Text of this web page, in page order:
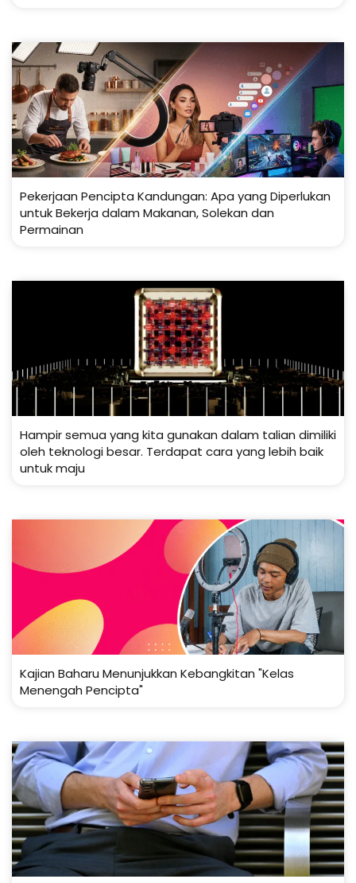
Pekerjaan Pencipta Kandungan: Apa yang Diperlukan
untuk Bekerja dalam Makanan, Solekan dan
Permainan
Hampir semua yang kita gunakan dalam talian dimiliki
oleh teknologi besar. Terdapat cara yang lebih baik
untuk maju
Kajian Baharu Menunjukkan Kebangkitan "Kelas
Menengah Pencipta"